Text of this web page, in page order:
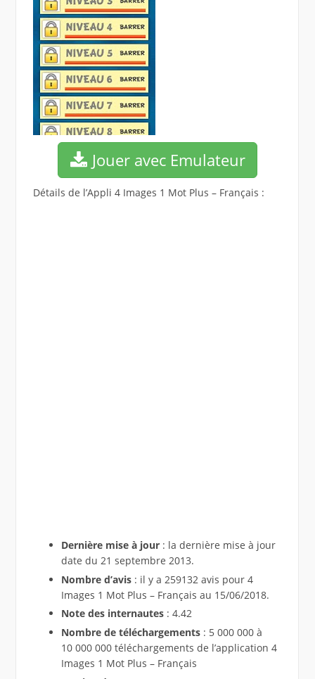
Jouer avec Emulateur
Détails de l’Appli 4 Images 1 Mot Plus – Français :
Dernière mise à jour: la dernière mise à jour
date du 21 septembre 2013.
Nombre d’avis: il y a 259132 avis pour 4
Images 1 Mot Plus – Français au 15/06/2018.
Note des internautes: 4.42
Nombre de téléchargements : 5 000 000 à
10 000 000 téléchargements de l’application 4
Images 1 Mot Plus – Français